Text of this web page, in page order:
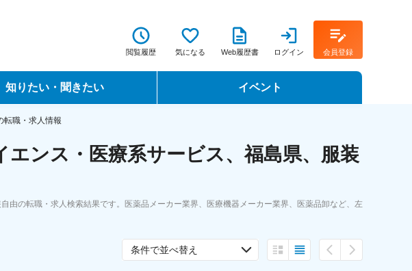
閲覧履歴 気になる Web履歴書 ログイン 会員登録
知りたい・聞きたい
ハウ
見る転職
ンタビュー
イベント
転職フェア
転職・求人情報
エンス・医療系サービス、福島県、服装
由の転職・求人検索結果です。医薬品メーカー業界、医療機器メーカー業界、医薬品卸など、左
条件で並べ替え